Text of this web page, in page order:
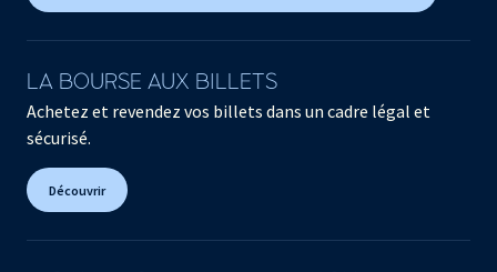
LA BOURSE AUX BILLETS
Achetez et revendez vos billets dans un cadre légal et
sécurisé.
Découvrir